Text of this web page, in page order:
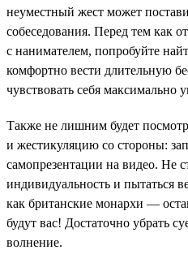
неуместный жест может
собеседования. Перед тем как
с нанимателем, попробуйте
комфортно вести длительную
чувствовать себя максимально
Также не лишним будет
и жестикуляцию со стороны:
самопрезентации на видео. Не
индивидуальность и пытаться
как британские монархи —
будут вас! Достаточно убрать
волнение.